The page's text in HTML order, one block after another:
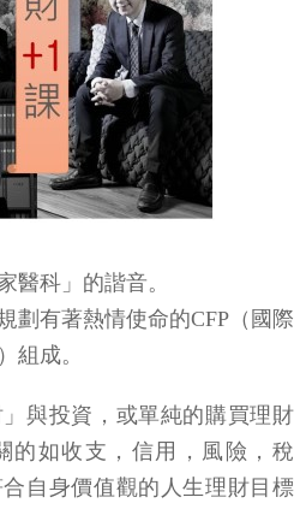
醫科」的諧音。
劃有著熱情使命的CFP（國際
組成。
與投資，或單純的購買理財
的如收支，信用，風險，稅
自身價值觀的人生理財目標